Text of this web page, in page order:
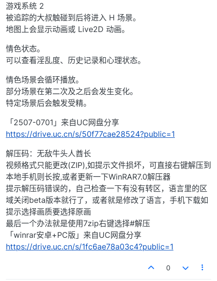
游戏系统 2
被追踪的大叔触碰到后将进入 H 场景。
地图上会显示动画或 Live2D 动画。
情色状态。
可以查看淫乱度、历史记录和心理状态。
情色场景会循环播放。
部分场景在第二次及之后会发生变化。
特定场景后会触发受精。
「2507-0701」来自UC网盘分享
https://drive.uc.cn/s/50f77cae28524?public=1
解压码：无敌牛头人酋长
视频格式只能更改(ZIP),如提示文件损坏，可直接右键解压到
本地手机则长按,或者更新一下WinRAR7.0解压器
提示解压码错误的，自己检查一下有没有转区，语言里的区
域关闭beta版本就行了，或者就是修改了语言，手机下载如
提示选择画质要选择原画
最后一个办法就是使用7zip右键选择#解压
「winrar安卓+PC版」来自UC网盘分享
https://drive.uc.cn/s/1fc6ae78a03c4?public=1
0